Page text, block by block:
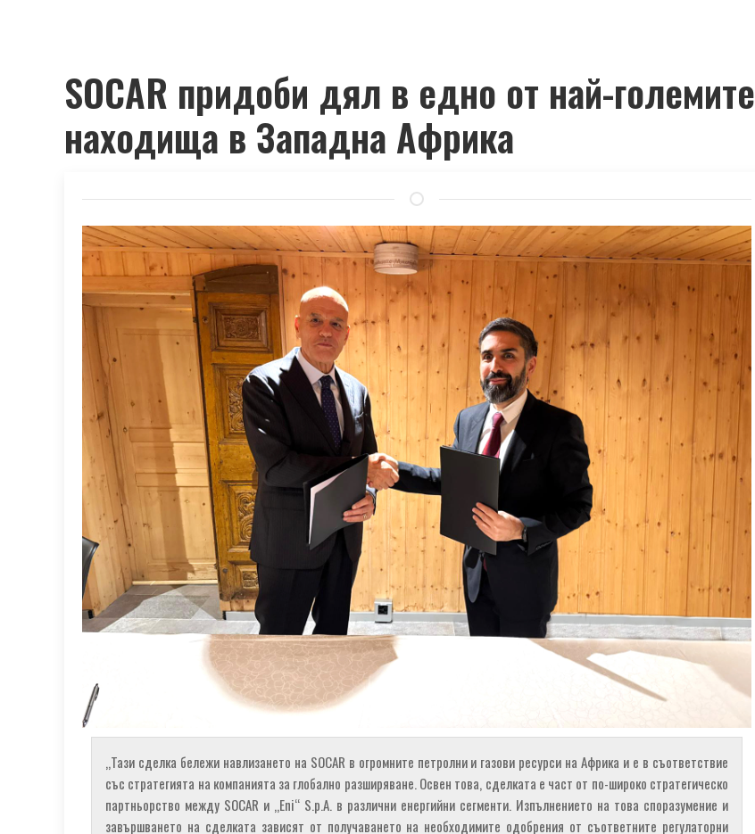
SOCAR придоби дял в едно от най-големите
находища в Западна Африка
„Тази сделка бележи навлизането на SOCAR в огромните петролни и газови ресурси на Африка и е в съответствие
със стратегията на компанията за глобално разширяване. Освен това, сделката е част от по-широко стратегическо
партньорство между SOCAR и „Eni“ S.p.A. в различни енергийни сегменти. Изпълнението на това споразумение и
завършването на сделката зависят от получаването на необходимите одобрения от съответните регулаторни